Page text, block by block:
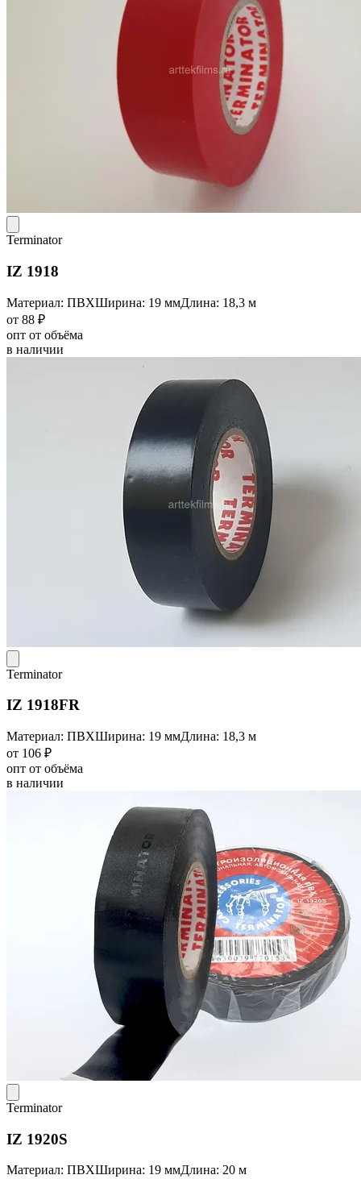
Terminator
IZ 1918
Материал: ПВХШирина: 19 ммДлина: 18,3 м
от 88 ₽
опт от объёма
в наличии
Terminator
IZ 1918FR
Материал: ПВХШирина: 19 ммДлина: 18,3 м
от 106 ₽
опт от объёма
в наличии
Terminator
IZ 1920S
Материал: ПВХШирина: 19 ммДлина: 20 м